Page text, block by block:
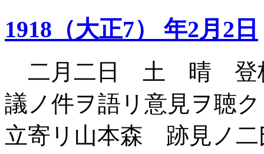
1918（大正7） 年2月2日
二月二日 土 晴 登
議ノ件ヲ語リ意見ヲ聴
立寄リ山本森 跡見ノ